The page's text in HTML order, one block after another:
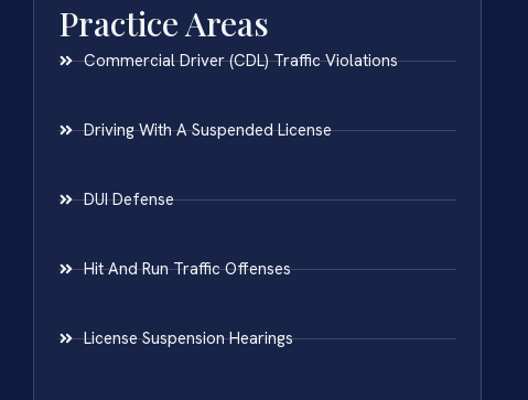
Practice Areas
Commercial Driver (CDL) Traffic Violations
Driving With A Suspended License
DUI Defense
Hit And Run Traffic Offenses
License Suspension Hearings